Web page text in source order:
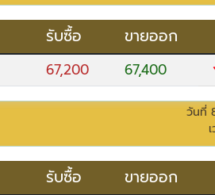
รับซื้อ ขายออก
67,200 67,400
วันที่
รับซื้อ ขายออก